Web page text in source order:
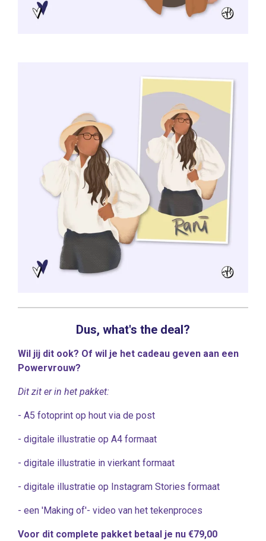
Dus, what's the deal?
Wil jij dit ook? Of wil je het cadeau geven aan een
Powervrouw?
Dit zit er in het pakket:
- A5 fotoprint op hout via de post
- digitale illustratie op A4 formaat
- digitale illustratie in vierkant formaat
- digitale illustratie op Instagram Stories formaat
- een 'Making of'- video van het tekenproces
Voor dit complete pakket betaal je nu €79,00